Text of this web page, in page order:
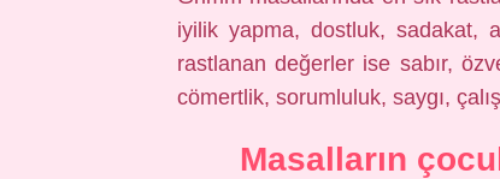
iyilik yapma, dostluk, sadakat,
rastlanan değerler ise sabır,
cömertlik, sorumluluk, saygı,
Masalların